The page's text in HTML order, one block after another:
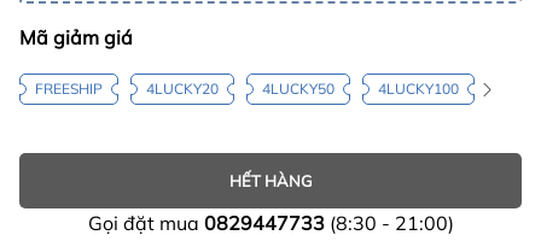
Mã giảm giá
FREESHIP 4LUCKY20 4LUCKY50 4LUCKY100
HẾT HÀNG
Gọi đặt mua 0829447733(8:30 - 21:00)